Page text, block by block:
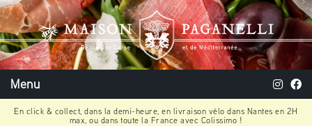
Menu
En click & collect, dans la demi-heure, en livraison vélo dans Nantes en 2H
max, ou dans toute la France avec Colissimo !